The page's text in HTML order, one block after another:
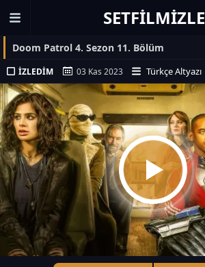
SETFILMIZLE
Doom Patrol 4. Sezon 11. Bölüm
İZLEDIM 03 Kas 2023 Türkçe Altyazı